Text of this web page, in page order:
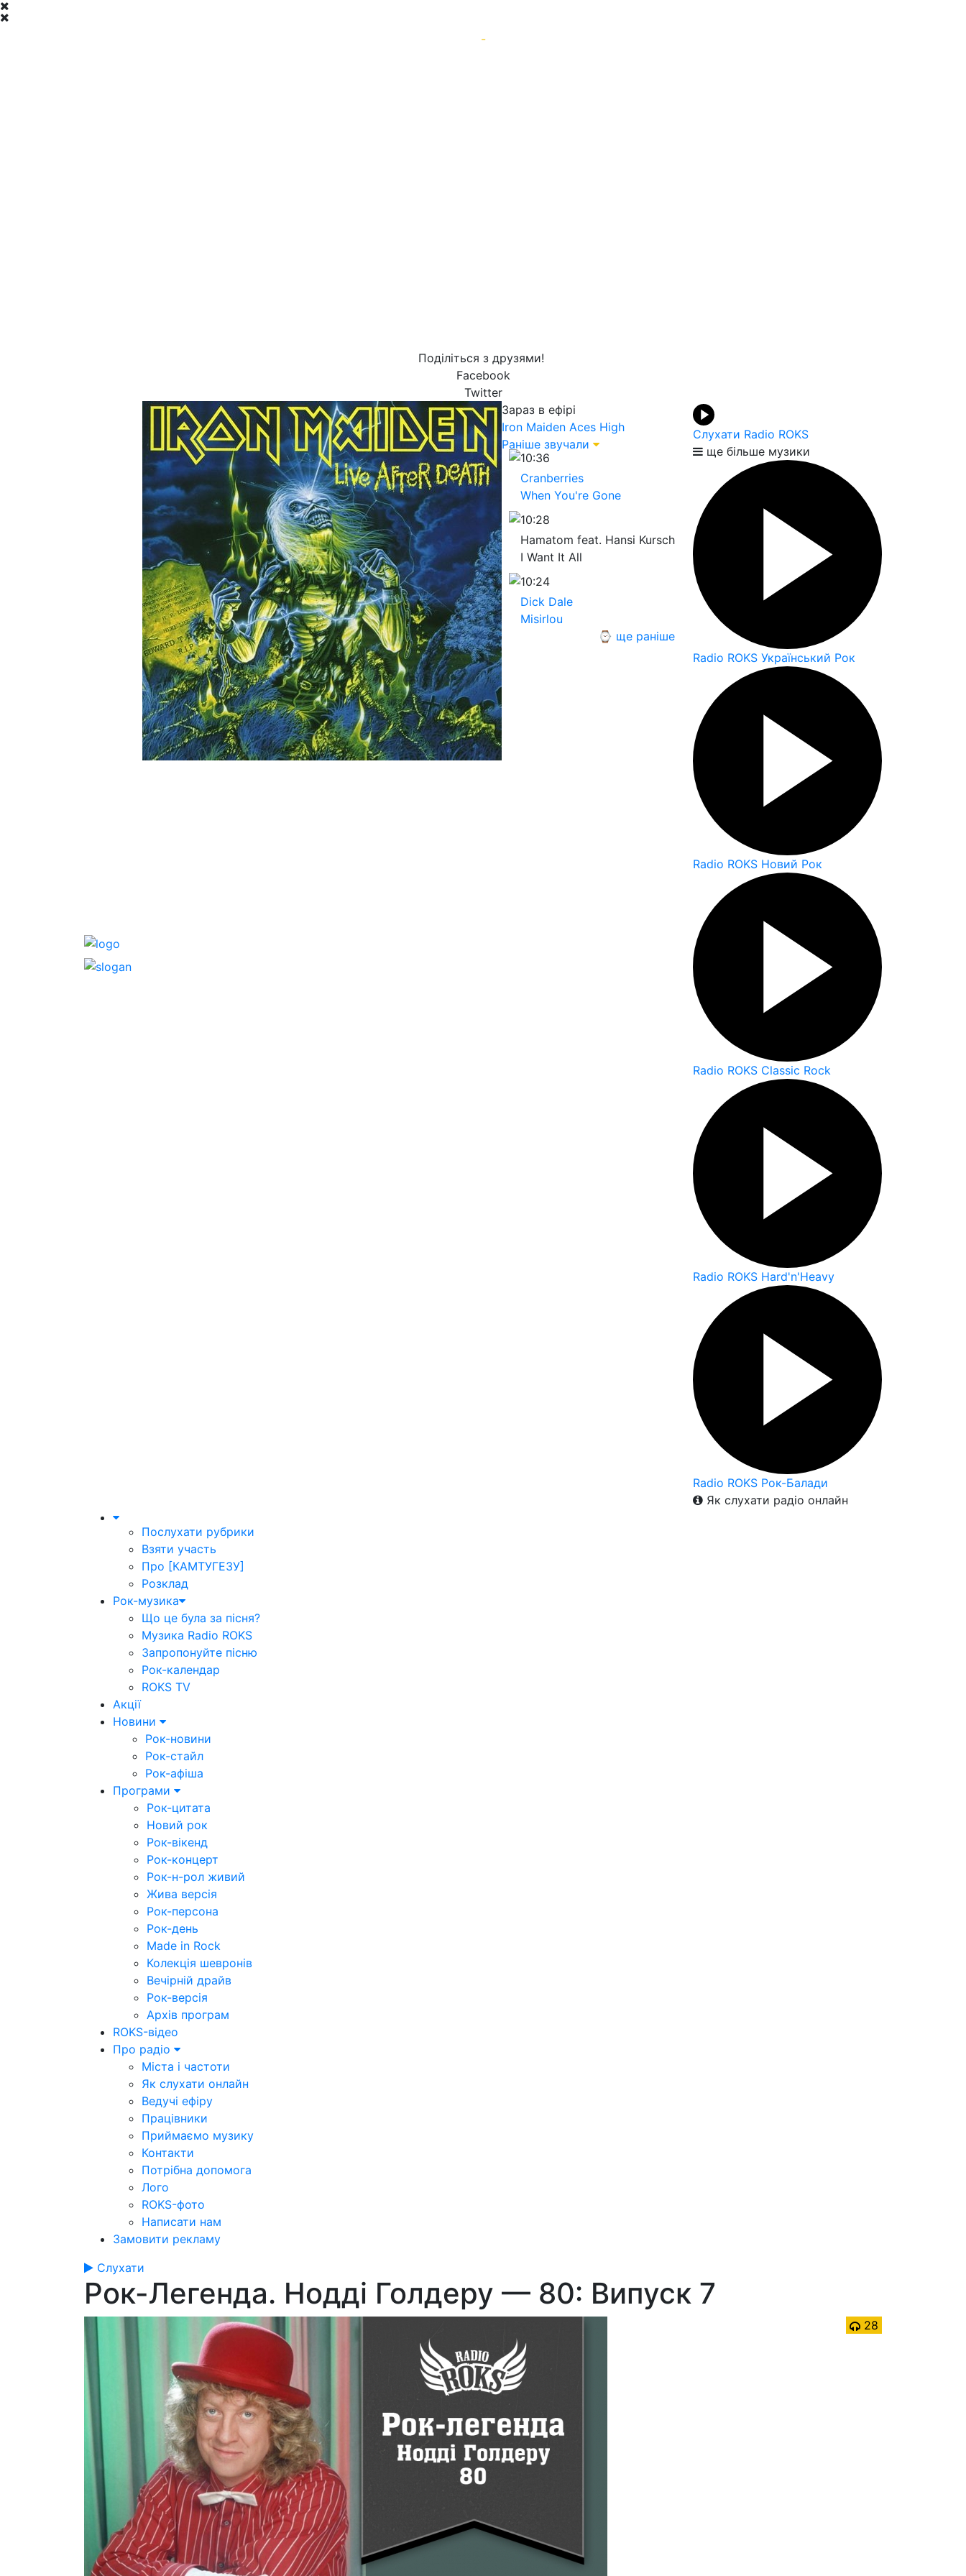
-
Поділіться з друзями!
Facebook
Twitter
Зараз в ефірі
Iron Maiden Aces High
Раніше звучали
10:36
Cranberries
When You're Gone
10:28
Hamatom feat. Hansi Kursch
I Want It All
10:24
Dick Dale
Misirlou
⌚ ще раніше
Слухати Radio ROKS
ще більше музики
Radio ROKS Український Рок
Radio ROKS Новий Рок
Radio ROKS Classic Rock
Radio ROKS Hard'n'Heavy
Radio ROKS Рок-Балади
Як слухати радіо онлайн
Послухати рубрики
Взяти участь
Про [КАМТУГЕЗУ]
Розклад
Рок-музика
Що це була за пісня?
Музика Radio ROKS
Запропонуйте пісню
Рок-календар
ROKS TV
Акції
Новини
Рок-новини
Рок-стайл
Рок-афіша
Програми
Рок-цитата
Новий рок
Рок-вікенд
Рок-концерт
Рок-н-рол живий
Жива версія
Рок-персона
Рок-день
Made in Rock
Колекція шевронів
Вечірній драйв
Рок-версія
Архів програм
ROKS-відео
Про радіо
Міста і частоти
Як слухати онлайн
Ведучі ефіру
Працівники
Приймаємо музику
Контакти
Потрібна допомога
Лого
ROKS-фото
Написати нам
Замовити рекламу
Слухати
Рок-Легенда. Нодді Голдеру — 80: Випуск 7
28